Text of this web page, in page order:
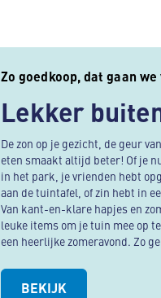
Zo goedkoop, dat gaan
Lekker
De zon op je gezicht, de geur
eten smaakt altijd beter! Of je
in het park, je vrienden hebt
aan de tuintafel, of zin hebt in
Van kant-en-klare hapjes en
leuke items om je tuin mee op
een heerlijke zomeravond. Zo
BEKIJK